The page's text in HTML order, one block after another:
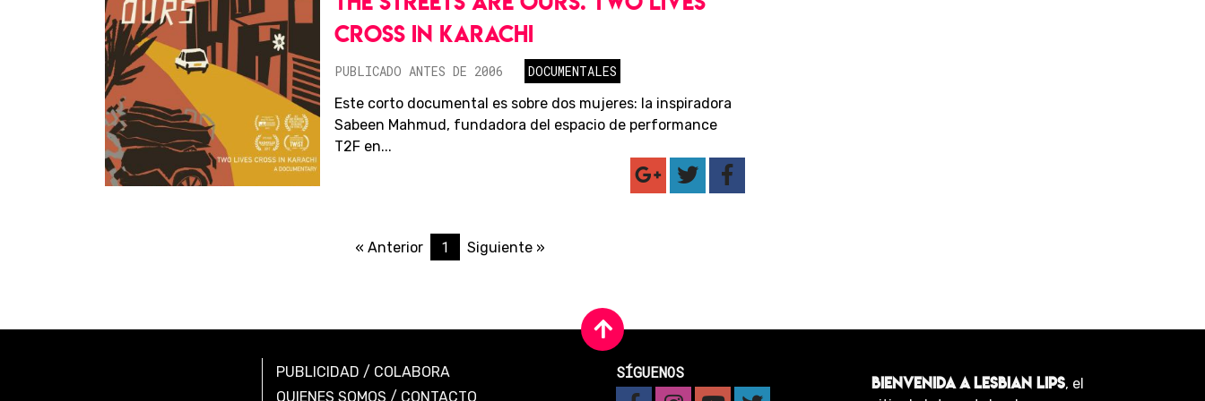
CROSS IN KARACHI
PUBLICADO ANTES DE 2006
DOCUMENTALES
Este corto documental es sobre dos mujeres: la inspiradora
Sabeen Mahmud, fundadora del espacio de performance
T2F en...
« Anterior 1 Siguiente »
PUBLICIDAD / COLABORA
QUIENES SOMOS / CONTACTO
SÍGUENOS
BIENVENIDA A LESBIAN LIPS, el